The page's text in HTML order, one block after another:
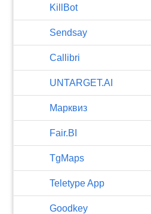
KillBot
Sendsay
Callibri
UNTARGET.AI
Марквиз
Fair.BI
TgMaps
Teletype App
Goodkey